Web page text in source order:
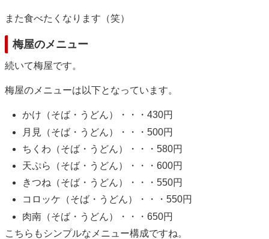
また食べたくなります（笑）
梅屋のメニュー
続いて梅屋です。
梅屋のメニューは以下となっています。
かけ（そば・うどん）・・・430円
月見（そば・うどん）・・・500円
ちくわ（そば・うどん）・・・580円
天ぷら（そば・うどん）・・・600円
きつね（そば・うどん）・・・550円
コロッケ（そば・うどん）・・・550円
肉南（そば・うどん）・・・650円
こちらもシンプルなメニュー構成ですね。